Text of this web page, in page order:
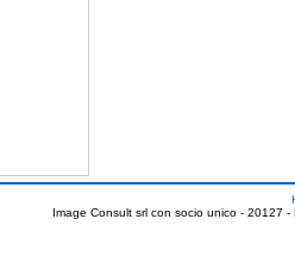
Image Consult srl con socio unico - 20127